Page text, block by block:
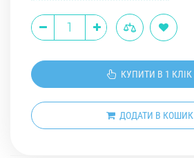
КУПИТИ В 1 КЛІК
ДОДАТИ В КОШИК